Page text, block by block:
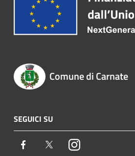
Comune di Carnate
SEGUICI SU
Facebook TwitterInstagram